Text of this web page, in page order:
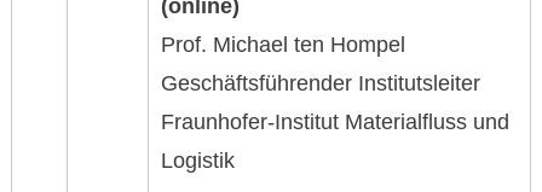
(online)
Prof. Michael ten Hompel
Geschäftsführender Institutsleiter
Fraunhofer-Institut Materialfluss und
Logistik